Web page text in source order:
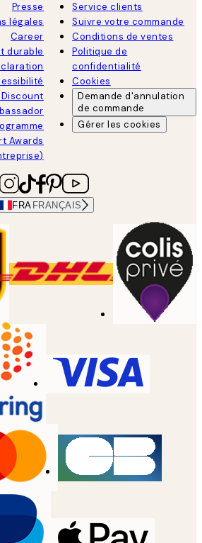
Presse
légales
Career
durable
Awards
Service clients
Suivre votre commande
Conditions de ventes
Politique de
confidentialité
Cookies
Demande d'annulation
de commande
Gérer les cookies
FRA FRANÇAIS